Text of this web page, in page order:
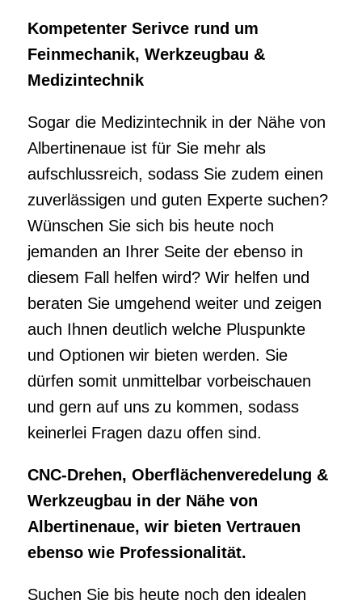
aufschlussreich, sodass Sie zudem einen
zuverlässigen und guten Experte suchen?
Wünschen Sie sich bis heute noch
diesem Fall helfen wird? Wir helfen und
beraten Sie umgehend weiter und zeigen
auch Ihnen deutlich welche Pluspunkte
und Optionen wir bieten werden. Sie
dürfen somit unmittelbar vorbeischauen
und gern auf uns zu kommen, sodass
keinerlei Fragen dazu offen sind.
CNC-Drehen, Oberflächenveredelung &
Werkzeugbau in der Nähe von
Albertinenaue, wir bieten Vertrauen
ebenso wie Professionalität.
Profi an Ihrer Seite, der ebenfalls in dem
Spezialgebiet Oberflächenveredelung im
Raum Albertinenaue helfen und Sie
gründlich in diesem Fall beraten kann?
jemanden der sich auskennt und genauso